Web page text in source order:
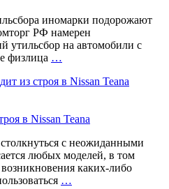
иномарки подорожают
РФ намерен
утильсбор на автомобили с
физлица …
в Nissan Teana
с неожиданными
любых моделей, в том
каких-либо
…